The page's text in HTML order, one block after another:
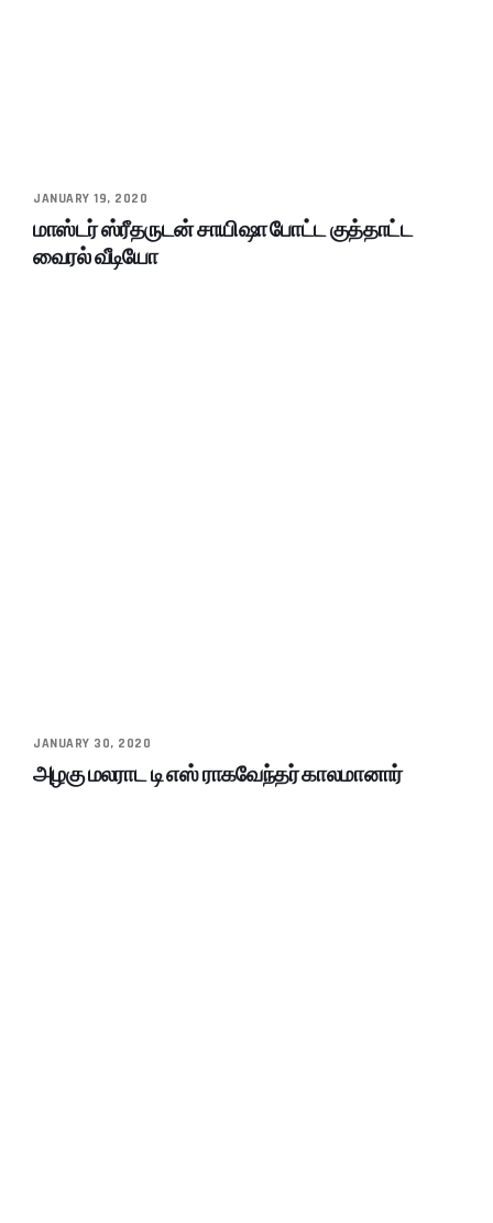
JANUARY 19, 2020
மாஸ்டர் ஸ்ரீதருடன் சாயிஷா போட்ட குத்தாட்ட
வைரல் வீடியோ
JANUARY 30, 2020
அழகு மலராட டி எஸ் ராகவேந்தர் காலமானார்